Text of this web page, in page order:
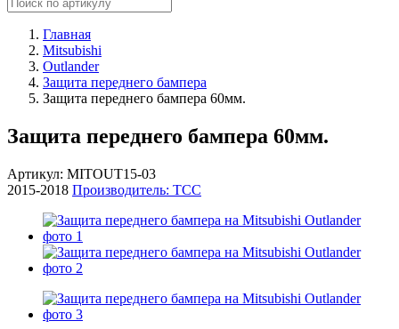
Главная
Mitsubishi
Outlander
Защита переднего бампера
Защита переднего бампера 60мм.
Защита переднего бампера 60мм.
Артикул: MITOUT15-03
2015-2018 Производитель: ТСС